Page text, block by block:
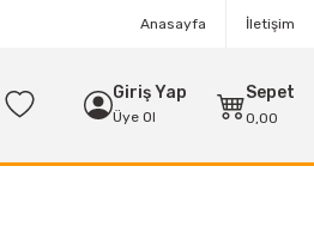
Anasayfa İletişim
Giriş Yap
Üye Ol
Sepet
0,00